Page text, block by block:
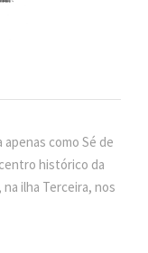
como Sé de
histórico da
ilha Terceira, nos